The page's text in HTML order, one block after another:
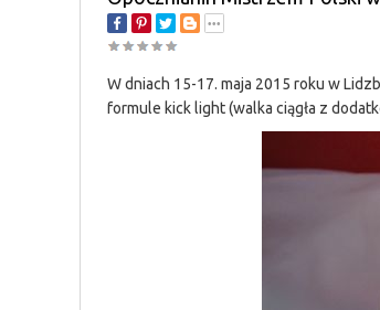
W dniach 15-17. maja 2015 roku w
formule kick light (walka ciągła z